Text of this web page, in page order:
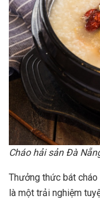
Cháo hải sản Đà
Thưởng thức bát
là một trải nghiệm